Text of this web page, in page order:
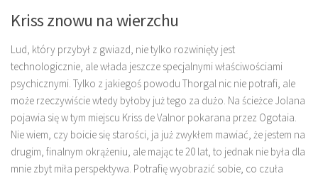
Kriss znowu na wierzchu
Lud, który przybył z gwiazd, nie tylko rozwinięty jest
technologicznie, ale włada jeszcze specjalnymi właściwościami
psychicznymi. Tylko z jakiegoś powodu Thorgal nic nie potrafi, ale
może rzeczywiście wtedy byłoby już tego za dużo. Na ścieżce Jolana
pojawia się w tym miejscu Kriss de Valnor pokarana przez Ogotaia.
Nie wiem, czy boicie się starości, ja już zwykłem mawiać, że jestem na
drugim, finalnym okrążeniu, ale mając te 20 lat, to jednak nie była dla
mnie zbyt miła perspektywa. Potrafię wyobrazić sobie, co czuła